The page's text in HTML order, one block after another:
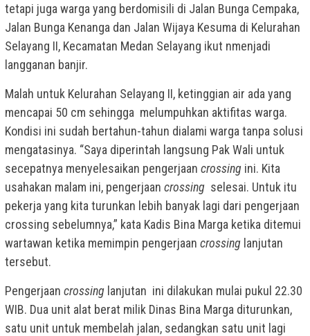
tetapi juga warga yang berdomisili di Jalan Bunga Cempaka,
Jalan Bunga Kenanga dan Jalan Wijaya Kesuma di Kelurahan
Selayang II, Kecamatan Medan Selayang ikut nmenjadi
langganan banjir.
Malah untuk Kelurahan Selayang II, ketinggian air ada yang
mencapai 50 cm sehingga melumpuhkan aktifitas warga.
Kondisi ini sudah bertahun-tahun dialami warga tanpa solusi
mengatasinya. “Saya diperintah langsung Pak Wali untuk
secepatnya menyelesaikan pengerjaan crossing ini. Kita
usahakan malam ini, pengerjaan crossing selesai. Untuk itu
pekerja yang kita turunkan lebih banyak lagi dari pengerjaan
crossing sebelumnya,” kata Kadis Bina Marga ketika ditemui
wartawan ketika memimpin pengerjaan crossing lanjutan
tersebut.
Pengerjaan crossing lanjutan ini dilakukan mulai pukul 22.30
WIB. Dua unit alat berat milik Dinas Bina Marga diturunkan,
satu unit untuk membelah jalan, sedangkan satu unit lagi